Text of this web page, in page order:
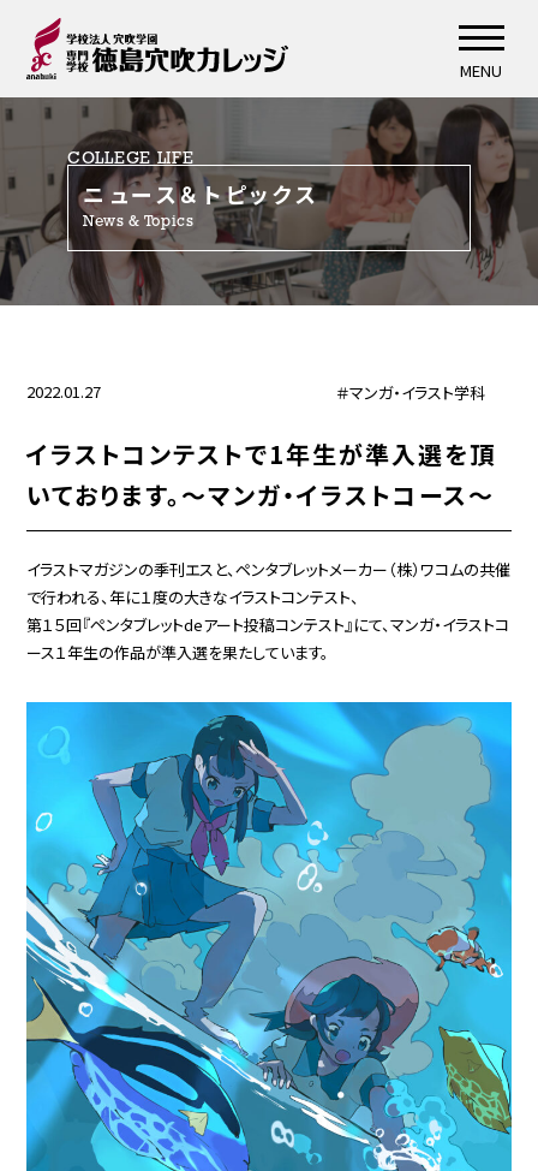
MENU
COLLEGE LIFE
ニュース＆トピックス
News & Topics
2022.01.27 ＃マンガ・イラスト学科
イラストコンテストで1年生が準入選を頂
いております。～マンガ・イラストコース～
イラストマガジンの季刊エスと、ペンタブレットメーカー（株）ワコムの共催
で行われる、年に１度の大きなイラストコンテスト、
第１５回『ペンタブレットdeアート投稿コンテスト』にて、マンガ・イラストコ
ース１年生の作品が準入選を果たしています。